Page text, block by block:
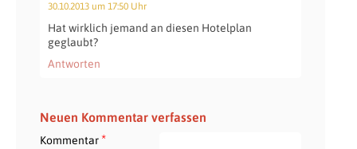
30.10.2013 um 17:50 Uhr
Hat wirklich jemand an diesen Hotelplan
geglaubt?
Antworten
Neuen Kommentar verfassen
Kommentar*